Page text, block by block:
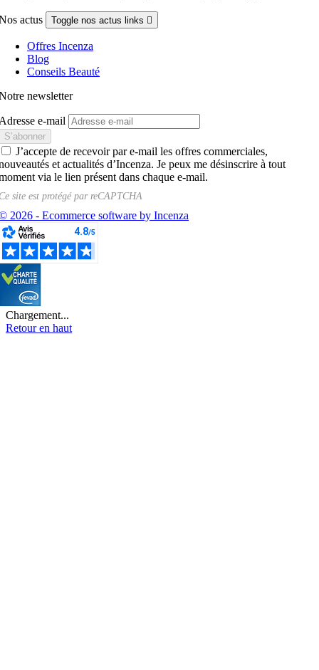
actus Toggle nos actus links 
Offres Incenza
Blog
Conseils Beauté
newsletter
e-mail
J’accepte de recevoir par e-mail les offres commerciales,
et actualités d’Incenza. Je peux me désinscrire à tout
via le lien présent dans chaque e-mail.
site est protégé parreCAPTCHA
2026 - Ecommerce software by Incenza
Chargement...
Retour en haut